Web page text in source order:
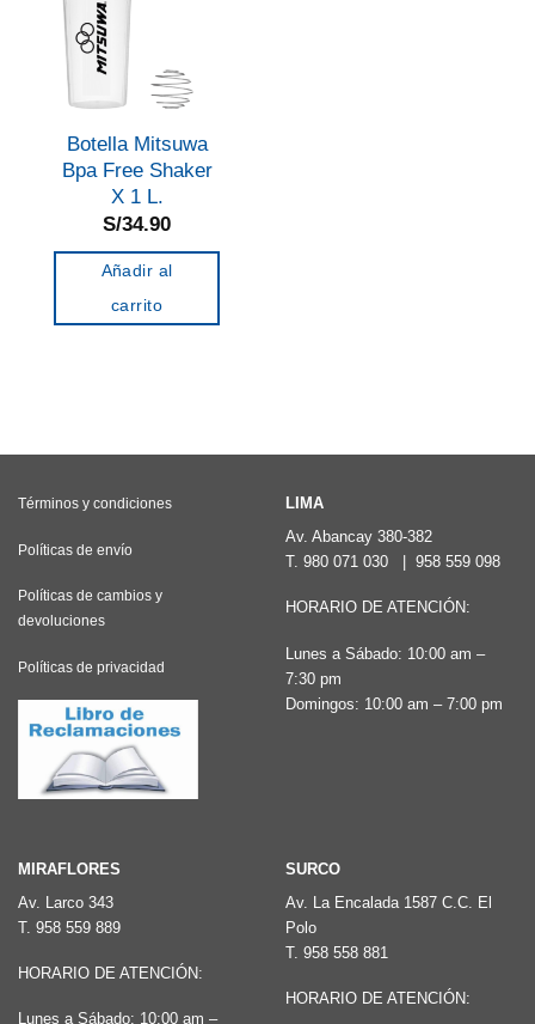
Botella Mitsuwa
Bpa Free Shaker
X 1 L.
S/34.90
Añadir al
carrito
Términos y condiciones
Políticas de envío
Políticas de cambios y
devoluciones
Políticas de privacidad
LIMA
Av. Abancay 380-382
T. 980 071 030 958 559 098
HORARIO DE ATENCIÓN:
Lunes a Sábado: 10:00 am –
7:30 pm
Domingos: 10:00 am – 7:00 pm
MIRAFLORES
Av. Larco 343
T. 958 559 889
HORARIO DE ATENCIÓN:
Lunes a Sábado: 10:00 am –
SURCO
Av. La Encalada 1587 C.C. El
Polo
T. 958 558 881
HORARIO DE ATENCIÓN: